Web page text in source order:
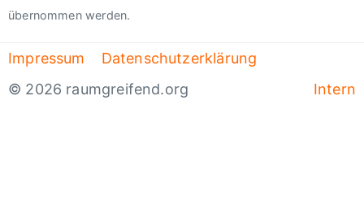
übernommen werden.
Impressum
Datenschutzerklärung
© 2026 raumgreifend.org
Intern